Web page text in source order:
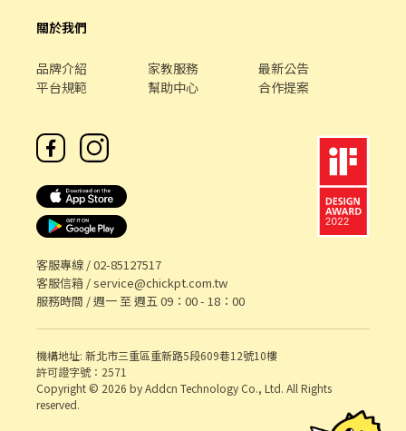
關於我們
品牌介紹 家教服務
最新公告
平台規範
幫助中心 合作提案
客服專線 /02-85127517
客服信箱 /service@chickpt.com.tw
服務時間 / 週一 至 週五 09：00 - 18：00
機構地址: 新北市三重區重新路5段609巷12號10樓
許可證字號：2571
Copyright © 2026 by Addcn Technology Co., Ltd. All Rights
reserved.